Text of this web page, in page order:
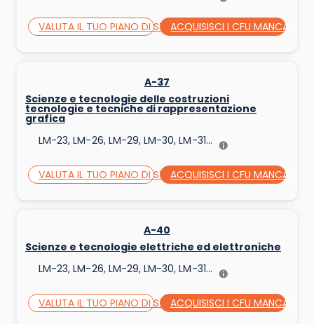
VALUTA IL TUO PIANO DI STUDIACQUISISCI I CFU MANCANTI
A-37
Scienze e tecnologie delle costruzioni
tecnologie e tecniche di rappresentazione
grafica
LM-23, LM-26, LM-29, LM-30, LM-31...
VALUTA IL TUO PIANO DI STUDIACQUISISCI I CFU MANCANTI
A-40
Scienze e tecnologie elettriche ed elettroniche
LM-23, LM-26, LM-29, LM-30, LM-31...
VALUTA IL TUO PIANO DI STUDIACQUISISCI I CFU MANCANTI